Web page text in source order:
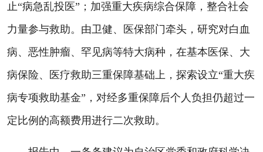
止“病急乱投医”；加强重大疾病综合保障，整合社会
力量参与救助。由卫健、医保部门牵头，研究对白血
病、恶性肿瘤、罕见病等特大病种，在基本医保、大
病保险、医疗救助三重保障基础上，探索设立“重大疾
病专项救助基金”，对经多重保障后个人负担仍超过一
定比例的高额费用进行二次救助。